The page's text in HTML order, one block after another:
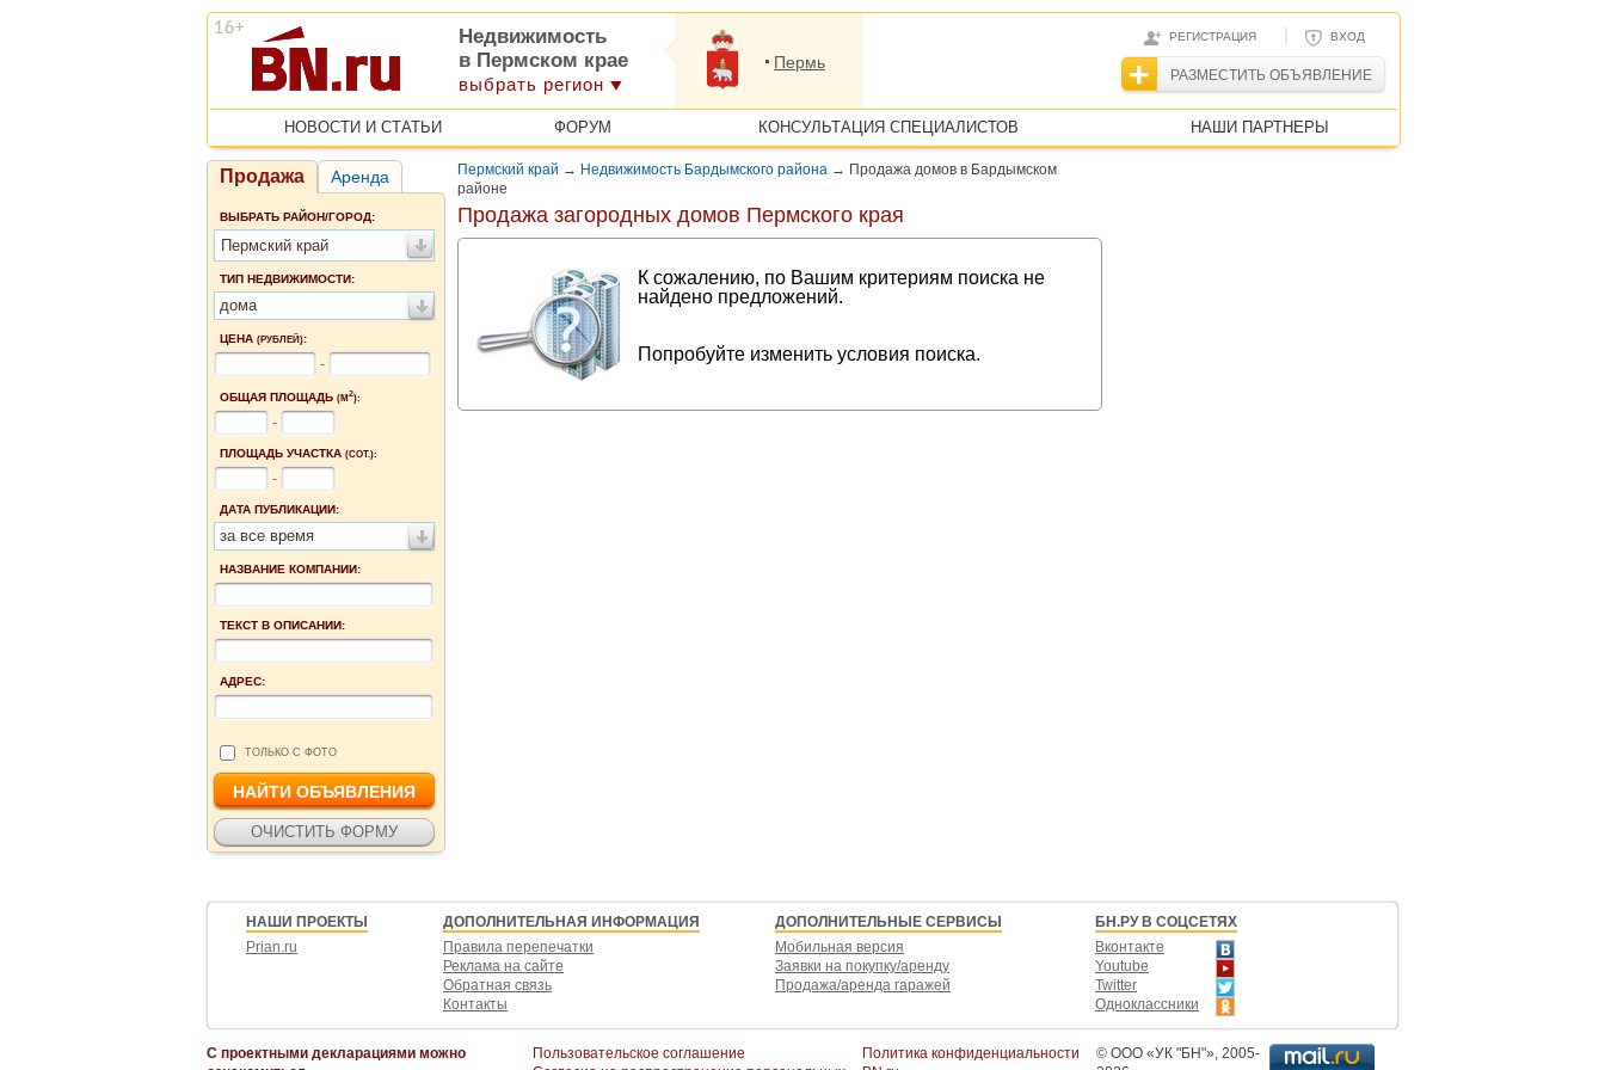
РЕГИСТРАЦИЯ | ВХОД
РАЗМЕСТИТЬ ОБЪЯВЛЕНИЕ
Недвижимость
в Пермском крае
выбрать регион
Пермь
НОВОСТИ И СТАТЬИ ФОРУМ КОНСУЛЬТАЦИЯ СПЕЦИАЛИСТОВ НАШИ ПАРТНЕРЫ
Продажа Аренда
ВЫБРАТЬ РАЙОН/ГОРОД:
Пермский край
ТИП НЕДВИЖИМОСТИ:
дома
ЦЕНА (РУБЛЕЙ):
-
ОБЩАЯ ПЛОЩАДЬ (М2):
-
ПЛОЩАДЬ УЧАСТКА (СОТ.):
-
ДАТА ПУБЛИКАЦИИ:
за все время
НАЗВАНИЕ КОМПАНИИ:
ТЕКСТ В ОПИСАНИИ:
АДРЕС:
ТОЛЬКО С ФОТО
Пермский край → Недвижимость Бардымского района → Продажа домов в Бардымском
районе
Продажа загородных домов Пермского края
К сожалению, по Вашим критериям поиска не
найдено предложений.
Попробуйте изменить условия поиска.
НАШИ ПРОЕКТЫ
Prian.ru
ДОПОЛНИТЕЛЬНАЯ ИНФОРМАЦИЯ
Правила перепечатки
Реклама на сайте
Обратная связь
Контакты
ДОПОЛНИТЕЛЬНЫЕ СЕРВИСЫ
Мобильная версия
Заявки на покупку/аренду
Продажа/аренда гаражей
БН.РУ В СОЦСЕТЯХ
Вконтакте
Youtube
Twitter
Одноклассники
С проектными декларациями можно
Пользовательское соглашение
Политика конфиденциальности
© ООО «УК "БН"» , 2005-